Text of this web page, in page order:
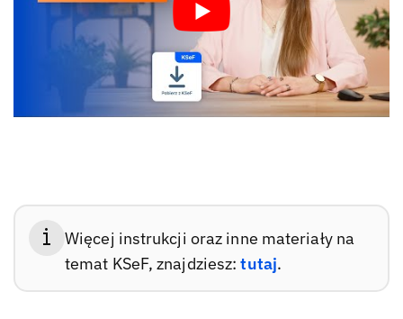
Więcej instrukcji oraz inne materiały na
temat KSeF, znajdziesz: tutaj.